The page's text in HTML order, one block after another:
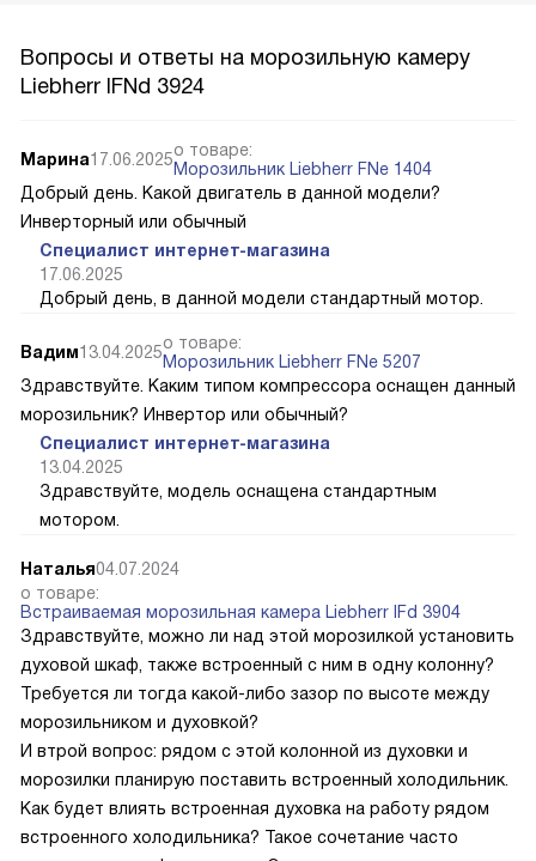
Вопросы и ответы на морозильную камеру
Liebherr IFNd 3924
Марина17.06.2025о товаре:
Морозильник Liebherr FNe 1404
Добрый день. Какой двигатель в данной модели?
Инверторный или обычный
Специалист интернет-магазина
17.06.2025
Добрый день, в данной модели стандартный мотор.
Вадим13.04.2025о товаре:
Морозильник Liebherr FNe 5207
Здравствуйте. Каким типом компрессора оснащен данный
морозильник? Инвертор или обычный?
Специалист интернет-магазина
13.04.2025
Здравствуйте, модель оснащена стандартным
мотором.
Наталья04.07.2024
о товаре:
Встраиваемая морозильная камера Liebherr IFd 3904
Здравствуйте, можно ли над этой морозилкой установить
духовой шкаф, также встроенный с ним в одну колонну?
Требуется ли тогда какой-либо зазор по высоте между
морозильником и духовкой?
И втрой вопрос: рядом с этой колонной из духовки и
морозилки планирую поставить встроенный холодильник.
Как будет влиять встроенная духовка на работу рядом
встроенного холодильника? Такое сочетание часто